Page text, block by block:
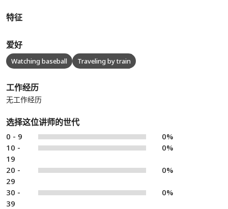
特征
爱好
Watching baseball Traveling by train
工作经历
无工作经历
选择这位讲师的世代
0 - 9
0%
10 -
19
0%
20 -
29
0%
30 -
39
0%